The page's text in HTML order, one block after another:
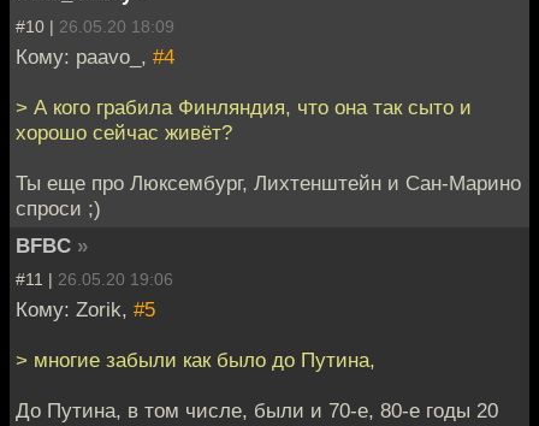
#10 | 26.05.20 18:09
Кому: paavo_, #4
> А кого грабила Финляндия, что она так сыто и
хорошо сейчас живёт?
Ты еще про Люксембург, Лихтенштейн и Сан-Марино
спроси ;)
BFBC »
#11 | 26.05.20 19:06
Кому: Zorik, #5
> многие забыли как было до Путина,
До Путина, в том числе, были и 70-е, 80-е годы 20